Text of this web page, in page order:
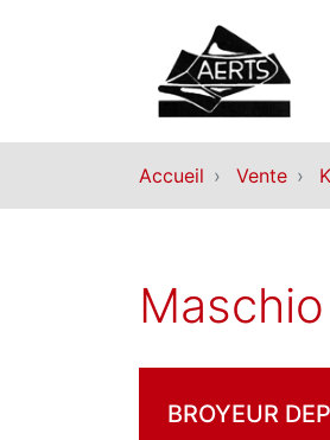
Accueil Vente
BROYEUR